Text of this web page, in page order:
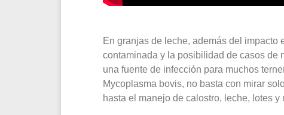
En granjas de leche, además del impacto
contaminada y la posibilidad de casos de
una fuente de infección para muchos
Mycoplasma bovis, no basta con mirar
hasta el manejo de calostro, leche, lotes